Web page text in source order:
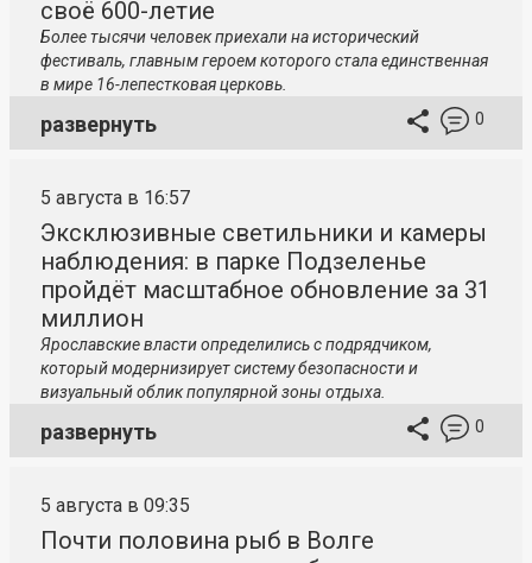
своё 600-летие
Более тысячи человек приехали на исторический
фестиваль, главным героем которого стала единственная
в мире 16-лепестковая церковь.
развернуть 0
5 августа в 16:57
Эксклюзивные светильники и камеры
наблюдения: в парке Подзеленье
пройдёт масштабное обновление за 31
миллион
Ярославские власти определились с подрядчиком,
который модернизирует систему безопасности и
визуальный облик популярной зоны отдыха.
развернуть 0
5 августа в 09:35
Почти половина рыб в Волге